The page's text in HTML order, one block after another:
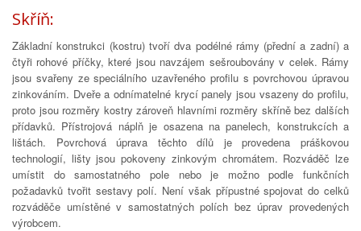
Skříň:
Základní konstrukci (kostru) tvoří dva podélné rámy (přední a zadní) a
čtyři rohové příčky, které jsou navzájem sešroubovány v celek. Rámy
jsou svařeny ze speciálního uzavřeného profilu s povrchovou úpravou
zinkováním. Dveře a odnímatelné krycí panely jsou vsazeny do profilu,
proto jsou rozměry kostry zároveň hlavními rozměry skříně bez dalších
přídavků. Přístrojová náplň je osazena na panelech, konstrukcích a
lištách. Povrchová úprava těchto dílů je provedena práškovou
technologií, lišty jsou pokoveny zinkovým chromátem. Rozváděč lze
umístit do samostatného pole nebo je možno podle funkčních
požadavků tvořit sestavy polí. Není však přípustné spojovat do celků
rozváděče umístěné v samostatných polích bez úprav provedených
výrobcem.